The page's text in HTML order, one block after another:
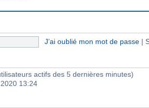
J’ai oublié mon mot de passe |
actifs des 5 dernières minutes)
13:24